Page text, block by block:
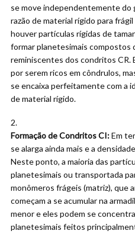
se move independentemente do
razão de material rígido para
houver partículas rígidas de
formar planetesimais compostos
reminiscentes dos condritos CR.
por serem ricos em côndrulos,
se encaixa perfeitamente com a
de material rígido.
Formação de Condritos CI:Em
se alarga ainda mais e a
Neste ponto, a maioria das
planetesimais ou transportada
monômeros frágeis (matriz), que
começam a se acumular na
menor e eles podem se
planetesimais feitos